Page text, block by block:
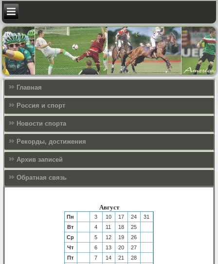
Главная
Россия и спорт
Новости спорта
Рекорды, достижения
Архив записей
Обратная связь
Август
Пн 3 10 17 24
31
Вт
4 11 18
25
Ср
5 12 19
26
Чт
6 13 20
27
Пт
7 14 21
28